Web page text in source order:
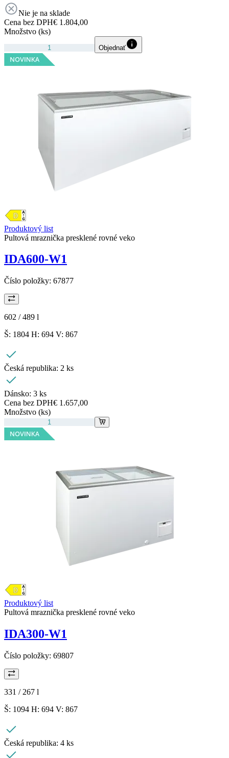
Nie je na sklade
Cena bez DPH€ 1.804,00
Množstvo (ks)
Objednať
Produktový list
Pultová mraznička presklené rovné veko
IDA600-W1
Číslo položky: 67877
602 / 489 l
Š: 1804 H: 694 V: 867
Česká republika: 2 ks
Dánsko: 3 ks
Cena bez DPH€ 1.657,00
Množstvo (ks)
Produktový list
Pultová mraznička presklené rovné veko
IDA300-W1
Číslo položky: 69807
331 / 267 l
Š: 1094 H: 694 V: 867
Česká republika: 4 ks